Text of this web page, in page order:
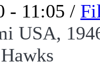
- 11:05 /
USA,